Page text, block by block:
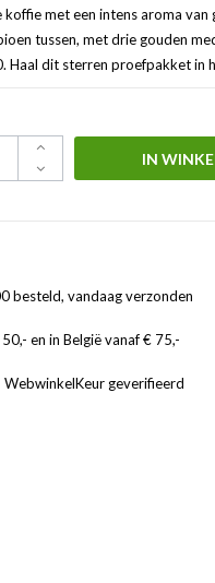
met een intens aroma van
tussen, met drie gouden
Haal dit sterren proefpakket in
IN
besteld, vandaag verzonden
en in België vanaf € 75,-
WebwinkelKeur geverifieerd